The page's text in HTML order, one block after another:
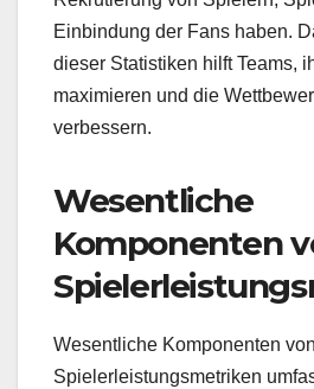
Einbindung der Fans haben.
dieser Statistiken hilft Teams,
maximieren und die
verbessern.
Wesentliche
Komponenten
Wesentliche Komponenten von
Spielerleistungsmetriken